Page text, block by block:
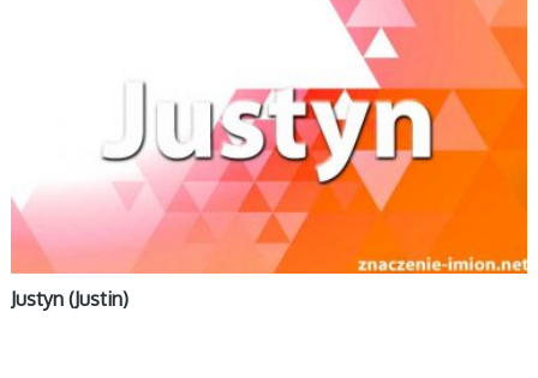
Justyn (Justin)